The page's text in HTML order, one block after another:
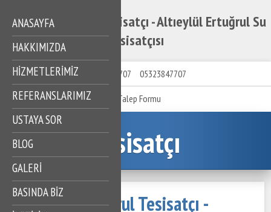
Altıeylül Ertuğrul Tesisatçı - Altıeylül Ertuğrul Su
Tesisatçısı
ANASAYFA
HAKKIMIZDA
HIZMETLERIMIZ
REFERANSLARIMIZ
USTAYA SOR
BLOG
GALERİ
BASINDA BİZ
05323847707 05323847707
Talep Formu
Tesisatçı
Altıeylül Ertuğrul Tesisatçı -